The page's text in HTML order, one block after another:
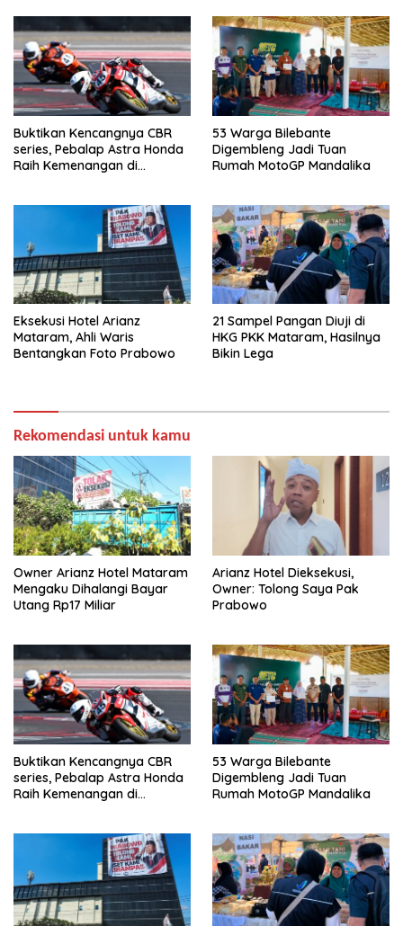
Buktikan Kencangnya CBR
series, Pebalap Astra Honda
Raih Kemenangan di
53 Warga Bilebante
Digembleng Jadi Tuan
Rumah MotoGP Mandalika
Eksekusi Hotel Arianz
Mataram, Ahli Waris
Bentangkan Foto Prabowo
21 Sampel Pangan Diuji di
HKG PKK Mataram, Hasilnya
Bikin Lega
Rekomendasi untuk kamu
Owner Arianz Hotel Mataram
Mengaku Dihalangi Bayar
Utang Rp17 Miliar
Arianz Hotel Dieksekusi,
Owner: Tolong Saya Pak
Prabowo
Buktikan Kencangnya CBR
series, Pebalap Astra Honda
Raih Kemenangan di
53 Warga Bilebante
Digembleng Jadi Tuan
Rumah MotoGP Mandalika